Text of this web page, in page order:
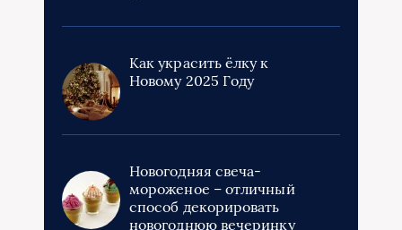
Как украсить ёлку к
Новому 2025 Году
Новогодняя свеча-
мороженое – отличный
способ декорировать
новогоднюю вечеринку